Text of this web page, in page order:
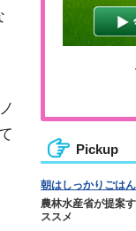
Pickup
朝はしっかりごは
農林水産省が提案
ススメ